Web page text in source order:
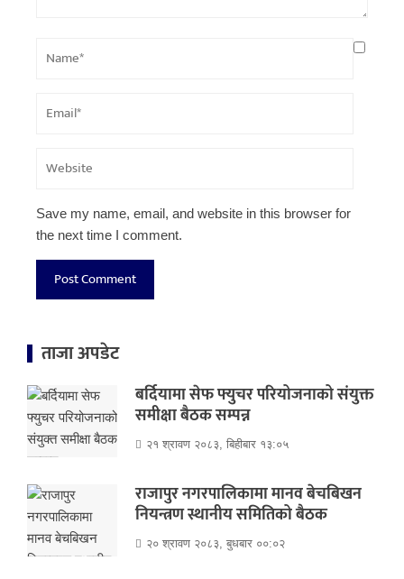
Save my name, email, and website in this browser for
the next time I comment.
ताजा अपडेट
बर्दियामा सेफ फ्युचर परियोजनाको संयुक्त
समीक्षा बैठक सम्पन्न
२१ श्रावण २०८३, बिहीबार १३:०५
राजापुर नगरपालिकामा मानव बेचबिखन
नियन्त्रण स्थानीय समितिको बैठक
२० श्रावण २०८३, बुधबार ००:०२